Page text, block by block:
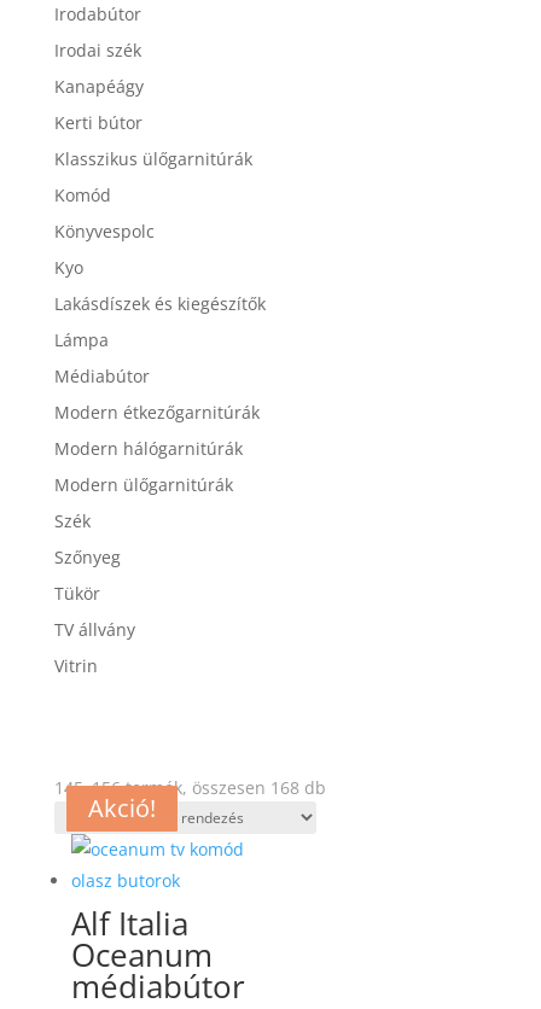
Irodabútor
Irodai szék
Kanapéágy
Kerti bútor
Klasszikus ülőgarnitúrák
Komód
Könyvespolc
Kyo
Lakásdíszek és kiegészítők
Lámpa
Médiabútor
Modern étkezőgarnitúrák
Modern hálógarnitúrák
Modern ülőgarnitúrák
Szék
Szőnyeg
Tükör
TV állvány
Vitrin
145–156 termék, összesen 168 db
Akció!
Alf Italia
Oceanum
médiabútor
Akció!
Akció!
Akció!
Akció!
Akció!
Akció!
Akció!
Akció!
Akció!
Akció!
Akció!